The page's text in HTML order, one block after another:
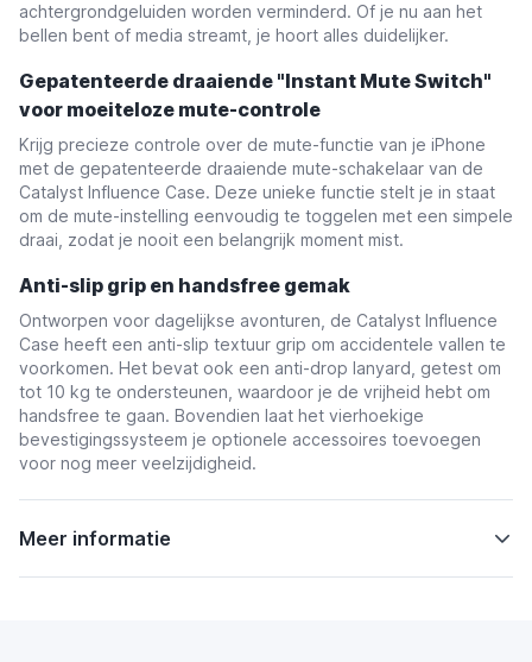
achtergrondgeluiden worden verminderd. Of je nu aan het
bellen bent of media streamt, je hoort alles duidelijker.
Gepatenteerde draaiende "Instant Mute Switch"
voor moeiteloze mute-controle
Krijg precieze controle over de mute-functie van je iPhone
met de gepatenteerde draaiende mute-schakelaar van de
Catalyst Influence Case. Deze unieke functie stelt je in staat
om de mute-instelling eenvoudig te toggelen met een simpele
draai, zodat je nooit een belangrijk moment mist.
Anti-slip grip en handsfree gemak
Ontworpen voor dagelijkse avonturen, de Catalyst Influence
Case heeft een anti-slip textuur grip om accidentele vallen te
voorkomen. Het bevat ook een anti-drop lanyard, getest om
tot 10 kg te ondersteunen, waardoor je de vrijheid hebt om
handsfree te gaan. Bovendien laat het vierhoekige
bevestigingssysteem je optionele accessoires toevoegen
voor nog meer veelzijdigheid.
Meer informatie